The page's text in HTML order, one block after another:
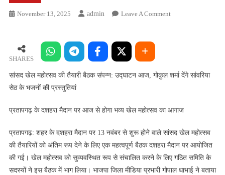
November 13, 2025 Admin Leave A CommentOn
तैयारी
SHARES
सांसद खेल महोत्सव की तैयारी बैठक संपन्न: उद्घाटन आज, गोकुल शर्मा देंगे सांवरिया
सेठ के भजनों की प्रस्तुतियां
प्रतापगढ़ के दशहरा मैदान पर आज से होगा भव्य खेल महोत्सव का आगाज
प्रतापगढ़: शहर के दशहरा मैदान पर 13 नवंबर से शुरू होने वाले सांसद खेल महोत्सव
की तैयारियों को अंतिम रूप देने के लिए एक महत्वपूर्ण बैठक दशहरा मैदान पर आयोजित
की गई। खेल महोत्सव को सुव्यवस्थित रूप से संचालित करने के लिए गठित समिति के
सदस्यों ने इस बैठक में भाग लिया। भाजपा जिला मीडिया प्रभारी गोपाल धाभाई ने बताया